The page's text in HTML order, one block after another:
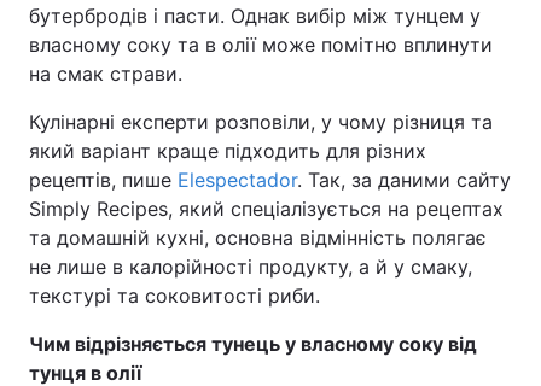
Економіка Світ
Техно і зв'язок Лайт
Зброя Інциденти
Здоров'я Туризм
Цікавинки Погода
Екологія Регіони
бутербродів і пасти. Однак вибір між тунцем у
власному соку та в олії може помітно вплинути
на смак страви.
Кулінарні експерти розповіли, у чому різниця та
який варіант краще підходить для різних
рецептів, пише Elespectador. Так, за даними сайту
Simply Recipes, який спеціалізується на рецептах
та домашній кухні, основна відмінність полягає
не лише в калорійності продукту, а й у смаку,
текстурі та соковитості риби.
Чим відрізняється тунець у власному соку від
тунця в олії